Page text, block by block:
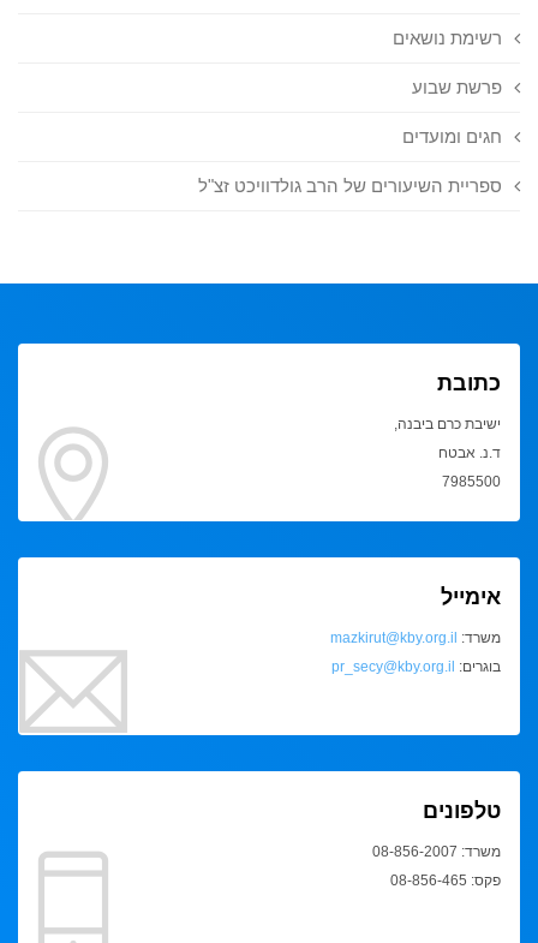
רשימת נושאים
פרשת שבוע
חגים ומועדים
ספריית השיעורים של הרב גולדוויכט זצ"ל
כתובת
ישיבת כרם ביבנה,
ד.נ. אבטח
7985500
אימייל
משרד: mazkirut@kby.org.il
בוגרים: pr_secy@kby.org.il
טלפונים
משרד: 08-856-2007
פקס: 08-856-465